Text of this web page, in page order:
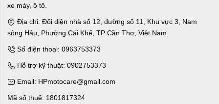
xe máy, ô tô.
Địa chỉ: Đối diện nhà số 12, đường số 11, Khu vực 3, Nam
sông Hậu, Phường Cái Khế, TP Cần Thơ, Việt Nam
Số điện thoại: 0963753373
Hỗ trợ kỹ thuật: 0902753373
Email: HPmotocare@gmail.com
Mã số thuế: 1801817324